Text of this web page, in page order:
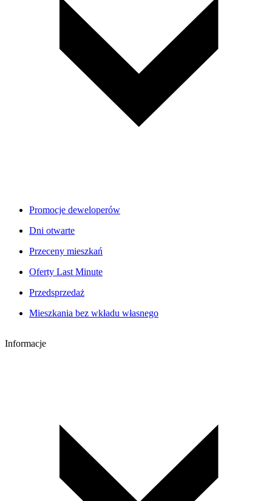
Promocje deweloperów
Dni otwarte
Przeceny mieszkań
Oferty Last Minute
Przedsprzedaż
Mieszkania bez wkładu własnego
Informacje